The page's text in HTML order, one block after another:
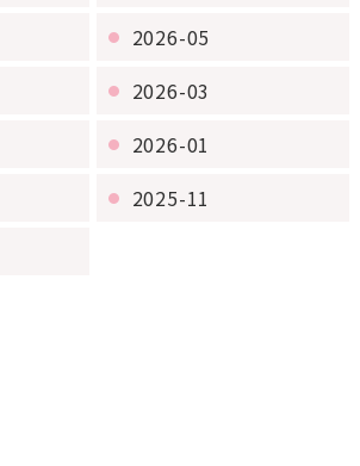
2026-05
2026-03
2026-01
2025-11